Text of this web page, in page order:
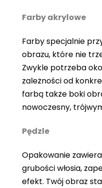
Farby akrylowe
Farby specjalnie
obrazu, które nie
Zwykle potrzeba
zależności od
farbą także boki
nowoczesny,
Pędzle
Opakowanie
grubości włosia,
efekt. Twój obraz